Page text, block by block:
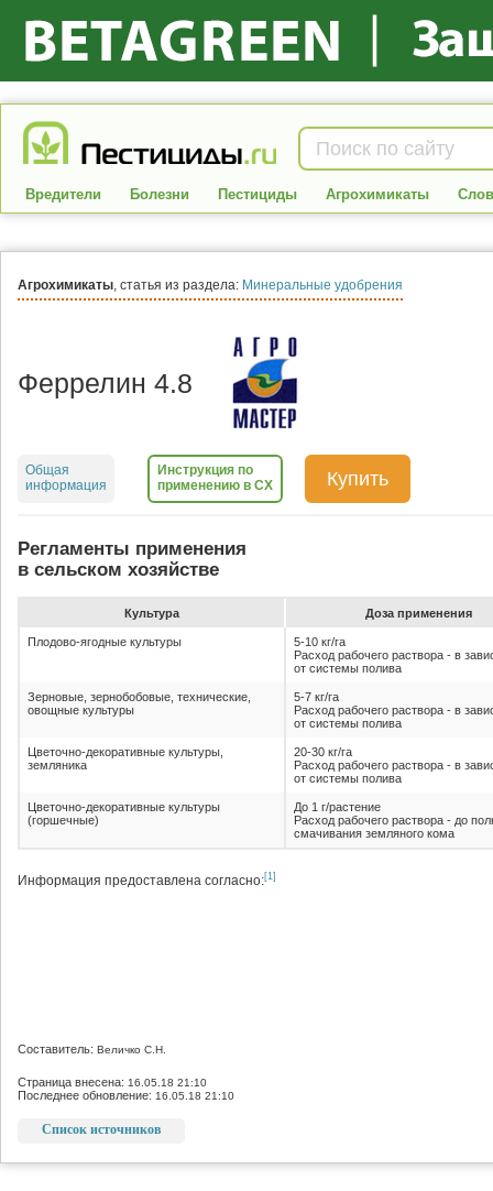
Вредители Болезни Пестициды Агрохимикаты
Агрохимикаты, статья из раздела: Минеральные удобрения
Феррелин 4.8
Общая
информация
Инструкция по
применению в СХ
Купить
Регламенты применения
в сельском хозяйстве
Культура До­за при­ме­не­ния
Плодово-ягодные культуры
5-10 кг/га
Расход рабочего раствора - в
от системы полива
Зерновые, зернобобовые, технические,
овощные культуры
5-7 кг/га
Расход рабочего раствора - в
от системы полива
Цветочно-декоративные культуры,
земляника
20-30 кг/га
Расход рабочего раствора - в
от системы полива
Цветочно-декоративные культуры
(горшечные)
До 1 г/растение
Расход рабочего раствора - до
смачивания земляного кома
Информация предоставлена согласно:[1]
Составитель: Величко С.Н.
Страница внесена: 16.05.18 21:10
Последнее обновление: 16.05.18 21:10
Список источников